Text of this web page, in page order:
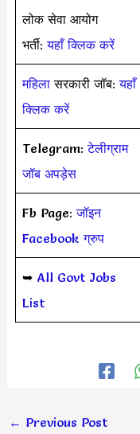
लोक सेवा आयोग
भर्ती:यहाँ क्लिक करें
महिलासरकारी जॉब:यहाँ
क्लिक करें
Telegram:टेलीग्राम
जॉब अपड़ेस
Fb Page:जॉइन
Facebook ग्रुप
➥ All Govt Jobs
List
← Previous Post